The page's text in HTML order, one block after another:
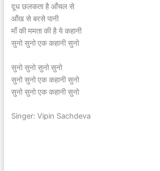
दूध छलकता है आँचल से
आँख से बरसे पानी
माँ की ममता की है ये कहानी
सुनो सुनो एक कहानी सुनो
सुनो सुनो सुनो सुनो
सुनो सुनो एक कहानी सुनो
सुनो सुनो एक कहानी सुनो
Singer: Vipin Sachdeva